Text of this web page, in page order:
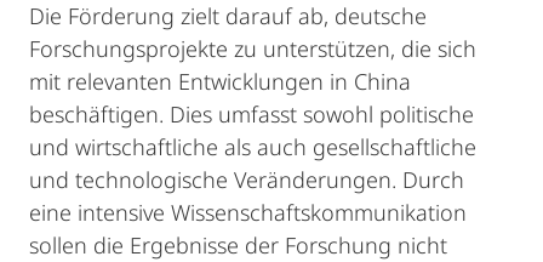
Die Förderung zielt darauf ab, deutsche
Forschungsprojekte zu unterstützen, die sich
mit relevanten Entwicklungen in China
beschäftigen. Dies umfasst sowohl politische
und wirtschaftliche als auch gesellschaftliche
und technologische Veränderungen. Durch
eine intensive Wissenschaftskommunikation
sollen die Ergebnisse der Forschung nicht